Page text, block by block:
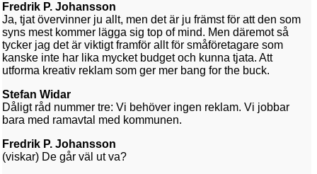
Fredrik P. Johansson
Ja, tjat övervinner ju allt, men det är ju främst för att den som
syns mest kommer lägga sig top of mind. Men däremot så
tycker jag det är viktigt framför allt för småföretagare som
kanske inte har lika mycket budget och kunna tjata. Att
utforma kreativ reklam som ger mer bang for the buck.
Stefan Widar
Dåligt råd nummer tre: Vi behöver ingen reklam. Vi jobbar
bara med ramavtal med kommunen.
Fredrik P. Johansson
(viskar) De går väl ut va?